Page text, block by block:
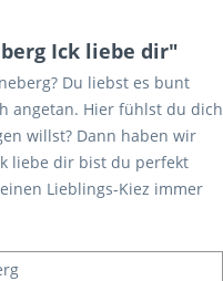
Ick liebe dir"
Du liebst es bunt
angetan. Hier fühlst du dich
willst? Dann haben wir
liebe dir bist du perfekt
Lieblings-Kiez immer